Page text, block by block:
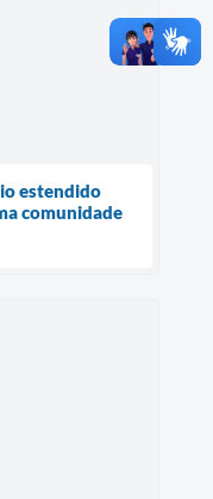
estendido
comunidade